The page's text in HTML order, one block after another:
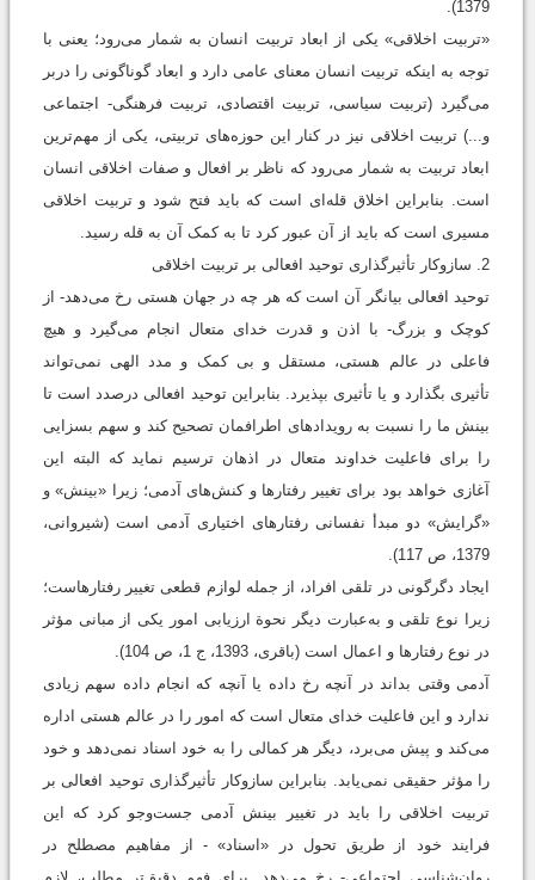
1379).
«تربیت اخلاقی» یکی از ابعاد تربیت انسان به شمار می‌‌رود؛ یعنی با
توجه به اینکه تربیت انسان معنای عامی دارد و ابعاد گوناگونی را دربر
می‌‌گیرد (تربیت سیاسی، تربیت اقتصادی، تربیت فرهنگی- اجتماعی
و...) تربیت اخلاقی نیز در کنار این حوزه‌های تربیتی، یکی از مهم‌ترین
ابعاد تربیت به شمار می‌‌رود که ناظر بر افعال و صفات اخلاقی انسان
است. بنابراین اخلاق قله‌ای است که باید فتح شود و تربیت اخلاقی
مسیری است که باید از آن عبور کرد تا به کمک آن به قله رسید.
2. سازوکار تأثيرگذاری توحيد افعالی بر تربيت اخلاقی
توحید افعالی بیانگر آن است که هر چه در جهان هستی رخ می‌‌دهد- از
کوچک و بزرگ- با اذن و قدرت خدای متعال انجام می‌‌گیرد و هیچ
فاعلی در عالم هستی، مستقل و بی کمک و مدد الهی نمی‌تواند
تأثیری بگذارد و یا تأثیری بپذیرد. بنابراین توحید افعالی درصدد است تا
بینش ما را نسبت به رویدادهای اطرافمان تصحیح کند و سهم بسزایی
را برای فاعلیت خداوند متعال در اذهان ترسیم نماید که البته این
آغازی خواهد بود برای تغییر رفتارها و کنش‌های آدمی؛ زیرا «بینش» و
«گرایش» دو مبدأ نفسانی رفتارهای اختیاری آدمی است (شیروانی،
1379، ص 117).
ایجاد دگرگونی در تلقی افراد، از جمله لوازم قطعی تغییر رفتارهاست؛
زیرا نوع تلقی و به‌عبارت دیگر نحوة ارزیابی امور یکی از مبانی مؤثر
در نوع رفتارها و اعمال است (باقری، 1393، ج 1، ص 104).
آدمی وقتی بداند در آنچه رخ داده یا آنچه که انجام داده سهم زیادی
ندارد و این فاعلیت خدای متعال است که امور را در عالم هستی اداره
می‌کند و پیش می‌برد، دیگر هر کمالی را به خود اسناد نمی‌دهد و خود
را مؤثر حقیقی نمی‌یابد. بنابراین سازوکار تأثیرگذاری توحید افعالی بر
تربیت اخلاقی را باید در تغییر بینش آدمی جست‌وجو کرد که این
فرایند خود از طریق تحول در «اسناد» - از مفاهیم مصطلح در